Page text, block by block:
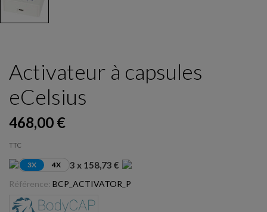
Activateur à capsules
eCelsius
468,00 €
TTC
3X 4X 3 x 158,73 €
Référence: BCP_ACTIVATOR_P